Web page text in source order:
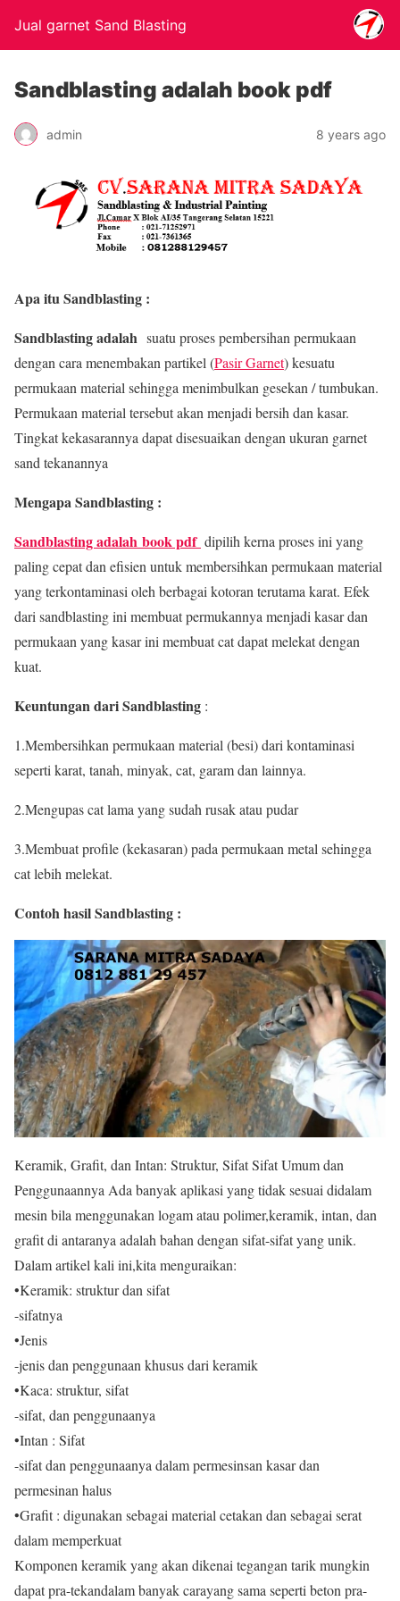
Jual garnet Sand Blasting
Sandblasting adalah book pdf
admin 8 years ago
Apa itu Sandblasting :
Sandblasting adalah suatu proses pembersihan permukaan
dengan cara menembakan partikel (Pasir Garnet) kesuatu
permukaan material sehingga menimbulkan gesekan / tumbukan.
Permukaan material tersebut akan menjadi bersih dan kasar.
Tingkat kekasarannya dapat disesuaikan dengan ukuran garnet
sand tekanannya
Mengapa Sandblasting :
Sandblasting adalah book pdf dipilih kerna proses ini yang
paling cepat dan efisien untuk membersihkan permukaan material
yang terkontaminasi oleh berbagai kotoran terutama karat. Efek
dari sandblasting ini membuat permukannya menjadi kasar dan
permukaan yang kasar ini membuat cat dapat melekat dengan
kuat.
Keuntungan dari Sandblasting :
1.Membersihkan permukaan material (besi) dari kontaminasi
seperti karat, tanah, minyak, cat, garam dan lainnya.
2.Mengupas cat lama yang sudah rusak atau pudar
3.Membuat profile (kekasaran) pada permukaan metal sehingga
cat lebih melekat.
Contoh hasil Sandblasting :
Keramik, Grafit, dan Intan: Struktur, Sifat Sifat Umum dan
Penggunaannya Ada banyak aplikasi yang tidak sesuai didalam
mesin bila menggunakan logam atau polimer,keramik, intan, dan
grafit di antaranya adalah bahan dengan sifat-sifat yang unik.
Dalam artikel kali ini,kita menguraikan:
•Keramik: struktur dan sifat
-sifatnya
•Jenis
-jenis dan penggunaan khusus dari keramik
•Kaca: struktur, sifat
-sifat, dan penggunaanya
•Intan : Sifat
-sifat dan penggunaanya dalam permesinsan kasar dan
permesinan halus
•Grafit : digunakan sebagai material cetakan dan sebagai serat
dalam memperkuat
Komponen keramik yang akan dikenai tegangan tarik mungkin
dapat pra-tekandalam banyak carayang sama seperti beton pra-